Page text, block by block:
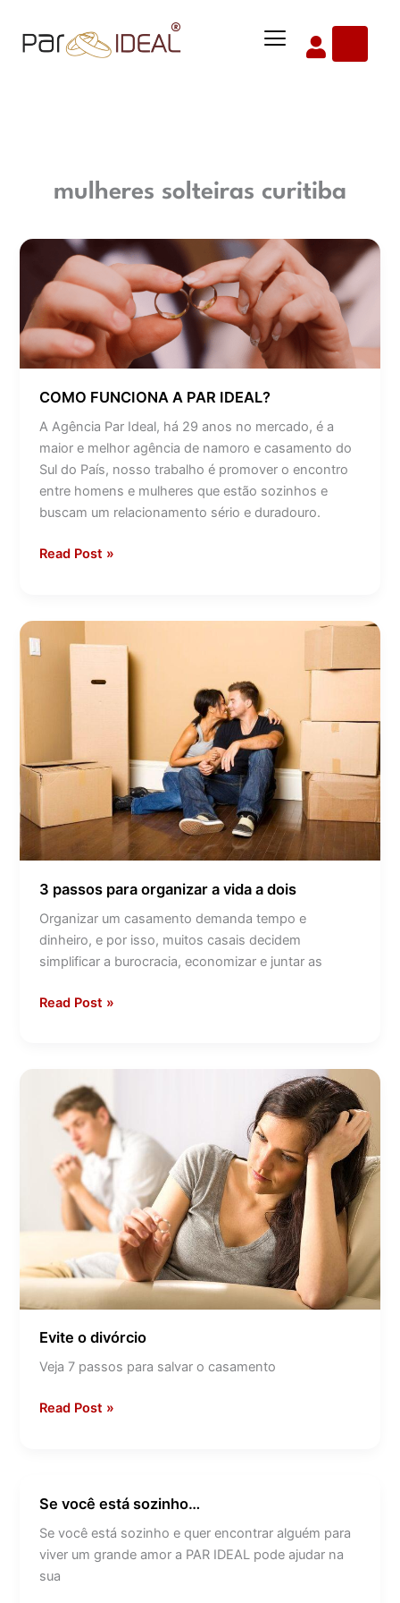
para
Menu
mulheres solteiras curitiba
COMO FUNCIONA A PAR IDEAL?
A Agência Par Ideal, há 29 anos no mercado, é a
maior e melhor agência de namoro e casamento do
Sul do País, nosso trabalho é promover o encontro
entre homens e mulheres que estão sozinhos e
buscam um relacionamento sério e duradouro.
COMO
FUNCIONA
A
PAR
IDEAL?
Read Post »
3 passos para organizar a vida a dois
Organizar um casamento demanda tempo e
dinheiro, e por isso, muitos casais decidem
simplificar a burocracia, economizar e juntar as
passos
organizar
a
dois
Read Post »
Evite o divórcio
Veja 7 passos para salvar o casamento
divórcio
Read Post »
Se você está sozinho…
Se você está sozinho e quer encontrar alguém para
viver um grande amor a PAR IDEAL pode ajudar na
sua
Se
você
está